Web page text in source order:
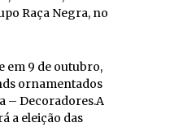
Raça Negra, no
em 9 de outubro,
ornamentados
– Decoradores.A
a eleição das